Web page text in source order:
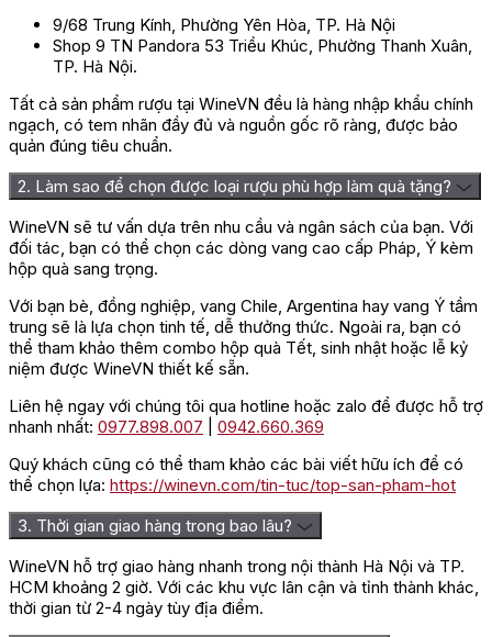
9/68 Trung Kính, Phường Yên Hòa, TP. Hà Nội
Shop 9 TN Pandora 53 Triều Khúc, Phường Thanh Xuân,
TP. Hà Nội.
Tất cả sản phẩm rượu tại WineVN đều là hàng nhập khẩu chính
ngạch, có tem nhãn đầy đủ và nguồn gốc rõ ràng, được bảo
quản đúng tiêu chuẩn.
2. Làm sao để chọn được loại rượu phù hợp làm quà tặng?
WineVN sẽ tư vấn dựa trên nhu cầu và ngân sách của bạn. Với
đối tác, bạn có thể chọn các dòng vang cao cấp Pháp, Ý kèm
hộp quà sang trọng.
Với bạn bè, đồng nghiệp, vang Chile, Argentina hay vang Ý tầm
trung sẽ là lựa chọn tinh tế, dễ thưởng thức. Ngoài ra, bạn có
thể tham khảo thêm combo hộp quà Tết, sinh nhật hoặc lễ kỷ
niệm được WineVN thiết kế sẵn.
Liên hệ ngay với chúng tôi qua hotline hoặc zalo để được hỗ trợ
nhanh nhất: 0977.898.007
0942.660.369
Quý khách cũng có thể tham khảo các bài viết hữu ích để có
thể chọn lựa: https://winevn.com/tin-tuc/top-san-pham-hot
3. Thời gian giao hàng trong bao lâu?
WineVN hỗ trợ giao hàng nhanh trong nội thành Hà Nội và TP.
HCM khoảng 2 giờ. Với các khu vực lân cận và tỉnh thành khác,
thời gian từ 2-4 ngày tùy địa điểm.